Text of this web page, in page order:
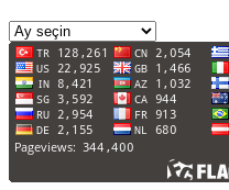
Arşiv